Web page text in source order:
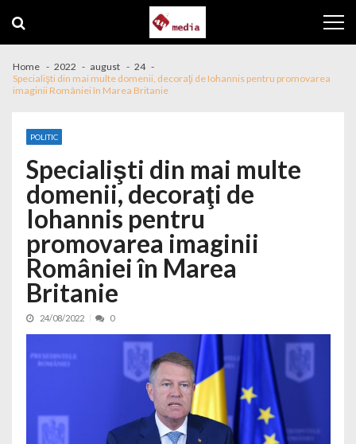
Home 2022 august
24
Specialişti din mai multe domenii, decoraţi de Iohannis pentru promovarea
imaginii României în Marea Britanie
POLITIC
Specialişti din mai multe
domenii, decoraţi de
Iohannis pentru
promovarea imaginii
României în Marea
Britanie
24/08/2022 0